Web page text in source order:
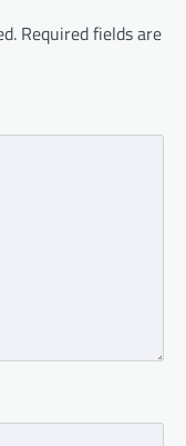
Required fields are